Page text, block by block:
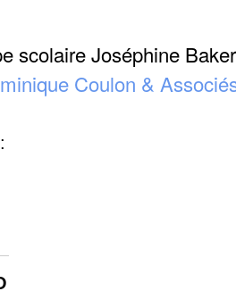
scolaire Joséphine
Coulon &